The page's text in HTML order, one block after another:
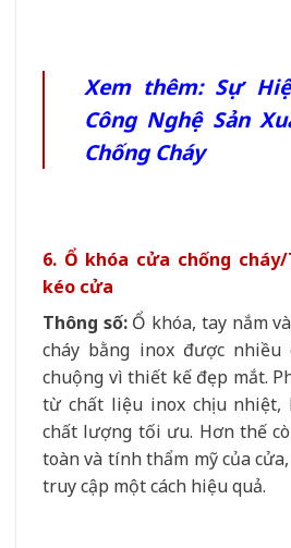
Xem thêm:Sự
Công Nghệ Sản
Chống Cháy
6. Ổ khóa cửa chống
kéo cửa
Thông số:Ổ khóa, tay nắm
cháy bằng inox được
chuộng vì thiết kế đẹp mắt.
từ chất liệu inox chịu nhiệt,
chất lượng tối ưu. Hơn thế
toàn và tính thẩm mỹ của
truy cập một cách hiệu quả.